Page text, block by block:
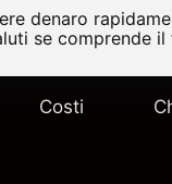
denaro
se comprende
Costi